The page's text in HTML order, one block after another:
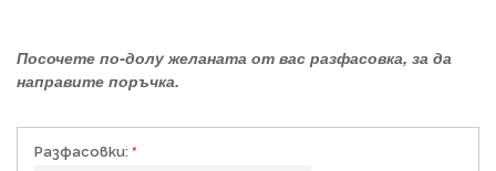
Посочете по-долу желаната от вас разфасовка, за да
направите поръчка.
Разфасовки: